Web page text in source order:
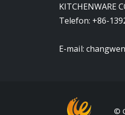
KITCHENWARE
Telefon: +86-
E-mail:
©